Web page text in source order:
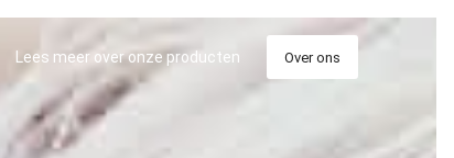
Lees meer over onze producten Over ons